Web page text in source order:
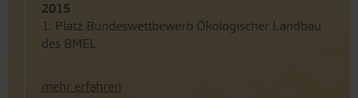
2015
1. Platz Bundeswettbewerb Ökologischer Landbau
des BMEL
mehr erfahren